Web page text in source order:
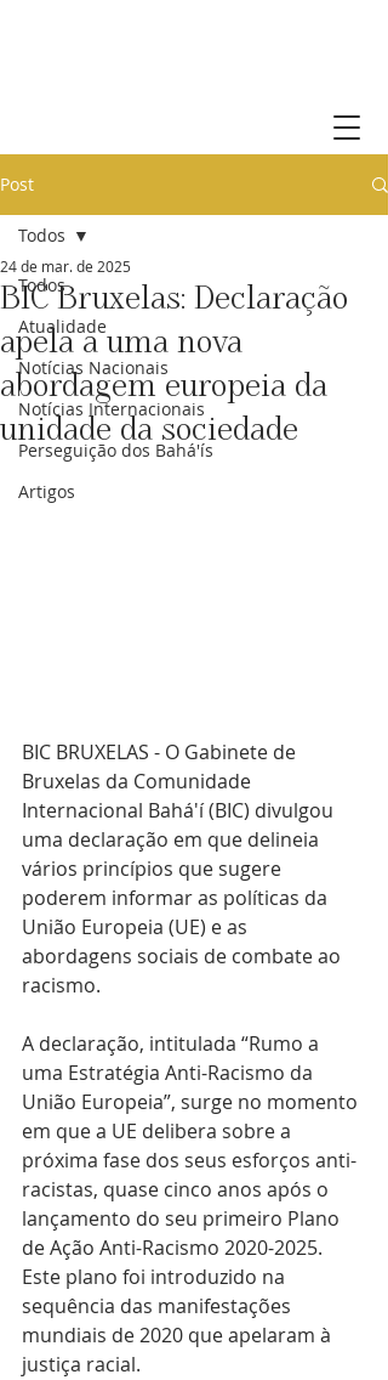
Post
Todos
Atualidade
Notícias Nacionais
Notícias Internacionais
Perseguição dos Bahá'ís
Artigos
Todos
BIC Bruxelas: Declaração
apela a uma nova
abordagem europeia da
unidade da sociedade
24 de mar. de 2025
BIC BRUXELAS - O Gabinete de
Bruxelas da Comunidade
Internacional Bahá'í (BIC) divulgou
uma declaração em que delineia
vários princípios que sugere
poderem informar as políticas da
União Europeia (UE) e as
abordagens sociais de combate ao
racismo.
A declaração, intitulada “Rumo a
uma Estratégia Anti-Racismo da
União Europeia”, surge no momento
em que a UE delibera sobre a
próxima fase dos seus esforços anti-
racistas, quase cinco anos após o
lançamento do seu primeiro Plano
de Ação Anti-Racismo 2020-2025.
Este plano foi introduzido na
sequência das manifestações
mundiais de 2020 que apelaram à
justiça racial.